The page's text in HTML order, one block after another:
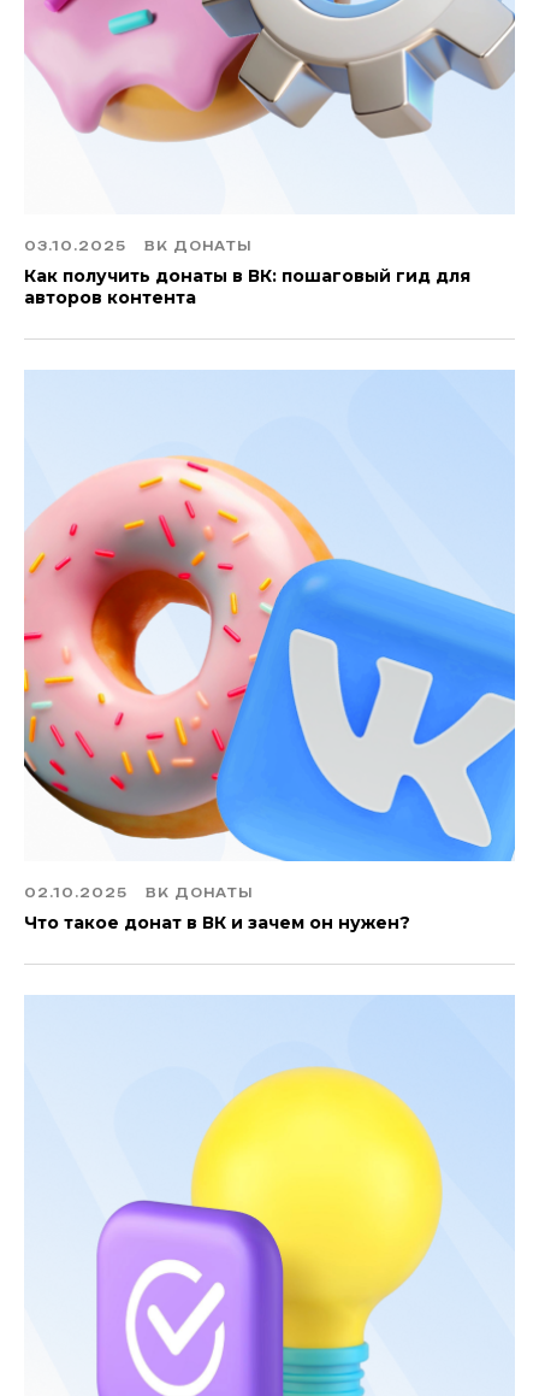
03.10.2025 ВК ДОНАТЫ
Как получить донаты в ВК: пошаговый гид для
авторов контента
02.10.2025 ВК ДОНАТЫ
Что такое донат в ВК и зачем он нужен?